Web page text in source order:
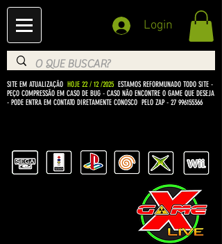
Login
SITE EM ATUALIZAÇÃO HOJE 22 / 12 /2025 ESTAMOS REFORMUNADO TODO SITE -
PEÇO COMPRESSÃO EM CASO DE BUG - CASO NÃO ENCONTRE O GAME QUE DESEJA
- PODE ENTRA EM CONTATO DIRETAMENTE CONOSCO PELO ZAP - 27 996155366